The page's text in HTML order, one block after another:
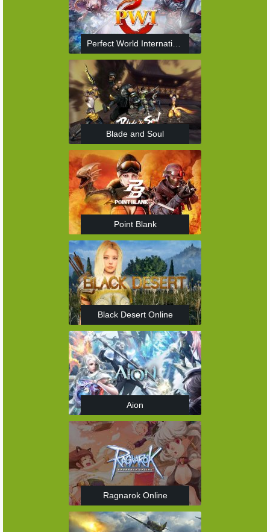
Perfect World International
Blade and Soul
Point Blank
Black Desert Online
Aion
Ragnarok Online